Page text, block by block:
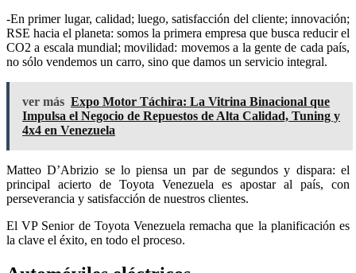
-En primer lugar, calidad; luego, satisfacción del cliente; innovación;
RSE hacia el planeta: somos la primera empresa que busca reducir el
CO2 a escala mundial; movilidad: movemos a la gente de cada país,
no sólo vendemos un carro, sino que damos un servicio integral.
ver más Expo Motor Táchira: La Vitrina Binacional que
Impulsa el Negocio de Repuestos de Alta Calidad, Tuning y
4x4 en Venezuela
Matteo D’Abrizio se lo piensa un par de segundos y dispara: el
principal acierto de Toyota Venezuela es apostar al país, con
perseverancia y satisfacción de nuestros clientes.
El VP Senior de Toyota Venezuela remacha que la planificación es
la clave el éxito, en todo el proceso.